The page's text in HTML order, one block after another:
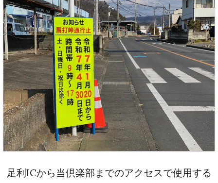
足利ICから当倶楽部までのアクセスで使用する